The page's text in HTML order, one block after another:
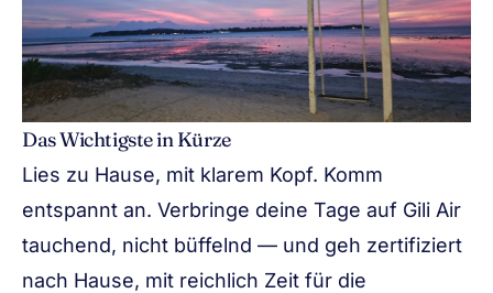
Das Wichtigste in Kürze
Lies zu Hause, mit klarem Kopf. Komm
entspannt an. Verbringe deine Tage auf Gili Air
tauchend, nicht büffelnd — und geh zertifiziert
nach Hause, mit reichlich Zeit für die